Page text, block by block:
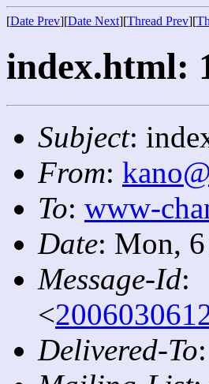
[Date Prev][Date Next][Thread Prev][
index.html:
Subject:
From:
To: www-
Date: Mon,
Message-Id:
<
Delivered-To